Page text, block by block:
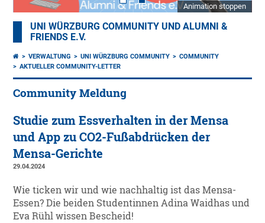
Animation stoppen
UNI WÜRZBURG COMMUNITY UND ALUMNI &
FRIENDS E.V.
VERWALTUNG UNI WÜRZBURG COMMUNITY
COMMUNITY
AKTUELLER COMMUNITY-LETTER
Community Meldung
Studie zum Essverhalten in der Mensa
und App zu CO2-Fußabdrücken der
Mensa-Gerichte
29.04.2024
Wie ticken wir und wie nachhaltig ist das Mensa-
Essen? Die beiden Studentinnen Adina Waidhas und
Eva Rühl wissen Bescheid!